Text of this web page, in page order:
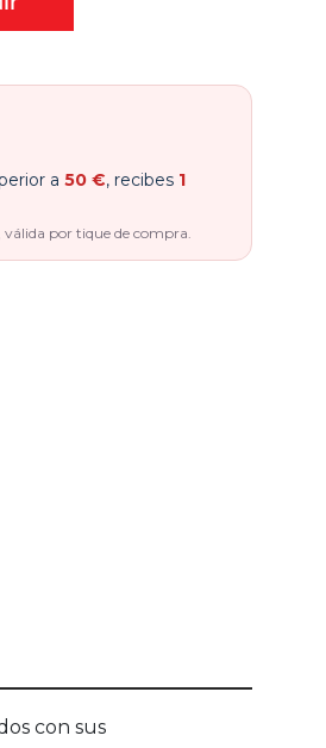
a 50 €, recibes 1
por tique de compra.
con sus